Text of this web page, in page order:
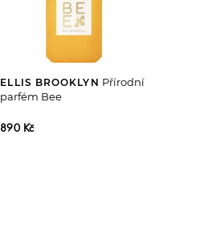
ELLIS BROOKLYN Přírodní
parfém Bee
890 Kč